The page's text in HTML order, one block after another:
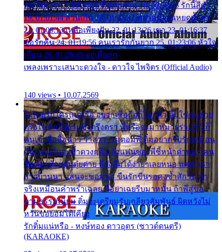
คนใจมาร 17. 00:54:50 คืนทรมาน 18. 00:58:25 รักนี้สีดำ
19. 01:01:44 ส่วนเกิน 20. 01:05:42 หยาดน้ำฝนหยดน้ำตา
21. 01:09:13 เหลือเพียงฝัน 22. 01:13:26 เขา 23. 01:16:37
ขอรักคืน 24. 01:19:56 คนเรารักกันยาก 25. 01:23:06 หัวใจ
เถื่อน 26. 01:26:45 อยู่เพื่อลูก
เพลงเพราะเสนาะดวงใจ - ดาวใจ ไพจิตร (Official Audio)
140 views • 10.07.2569
ไม่เคยรักใครแน่หรือ อยากเชื่อถือก็ไม่กล้า ติ๋มใช่คนสวย
ตรึงใจ ติ๋มใช่งามซึ้งตรึงตรา พี่หรือจะมาหมายร่วมชีวี ก็
คนเขาลืออื้อฉาว ว่าสาวๆรุมตอมพี่ ติ๋มอยากรับรักเหมือน
กัน แต่หวั่นจะช้ำดวงฤดี กลัวแฟนของพี่ชี้หน้าด่าทอ ก็คน
ชื่อต๋อยต้อยตุ้มตุ๋ยต่าย พี่ยังลืมได้ง่ายๆเลยหนอ แค่ตัวเรา
สาวบ้านนา แสนจะซอมซ่อ ขืนรักขืนรอคงช้ำสักวัน ถ้า
จริงเหมือนคำพร่ำเฉลย พี่อย่าเฉยรีบมาหมั้น ถ้าพี่สู่ขอ
ตามธรรมเนียม ติ๋มจะเตรียมรับเกลียวสัมพันธ์ ผิดหวังไม่
หวั่นขอยอมได้เคียง
รักติ๋มแน่หรือ - หงษ์ทอง ดาวอุดร (ซาวด์ดนตรี)
(KARAOKE)